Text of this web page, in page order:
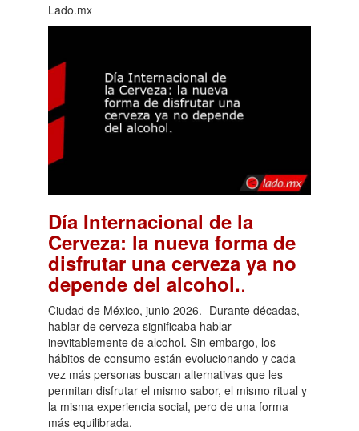
Lado.mx
Día Internacional de la
Cerveza: la nueva forma de
disfrutar una cerveza ya no
depende del alcohol..
Ciudad de México, junio 2026.- Durante décadas,
hablar de cerveza significaba hablar
inevitablemente de alcohol. Sin embargo, los
hábitos de consumo están evolucionando y cada
vez más personas buscan alternativas que les
permitan disfrutar el mismo sabor, el mismo ritual y
la misma experiencia social, pero de una forma
más equilibrada.